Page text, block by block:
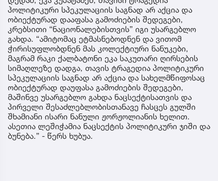
პოლიტიკური სპეკულაციის საგნად არ აქცია და
ობიექტურად დააფასა გამოძიების შედეგები,
კრებსითი “ნაციონალებისთვის” იგი უსარგებლო
გახდა. “ამიტომაც ეტმასნებოდნენ და ვითომ
ჭირისუფლობდნენ მას კოლექტიური ნანუკები,
მაგრამ რაკი ქალბატონი ეკა საკუთარი ღირსების
სიმაღლეზე დადგა, თავის ტრაგედია პოლიტიკური
სპეკულაციის საგნად არ აქცია და სახელმწიფოსაც
ობიექტურად დაუფასა გამოძიების შედეგები,
მაშინვე უსარგებლო გახდა ნაცსექტისათვის და
პირველი შესაძლებლობისთანავე ჩასცეს გულში
შხამიანი ისარი ნანული ჟორჟოლიანის ხელით.
ასეთია ლეშიჭამია ნაცსექტის პოლიტიკური ჯიში და
ბუნება.” - წერს ხუბუა.